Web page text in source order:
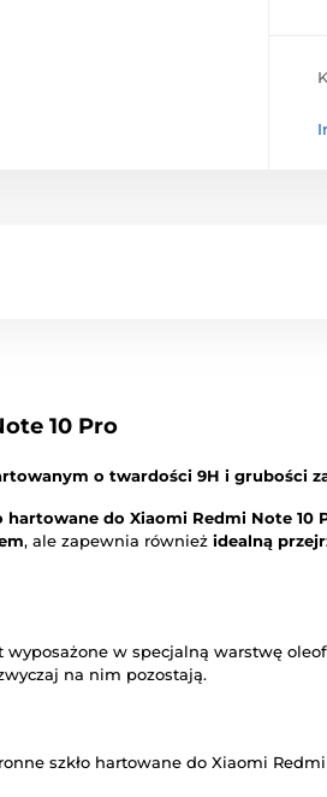
10 Pro
o twardości 9H i grubości
hartowane do Xiaomi Redmi Note 10
, ale zapewnia również idealną
wyposażone w specjalną warstwę
na nim pozostają.
szkło hartowane do Xiaomi